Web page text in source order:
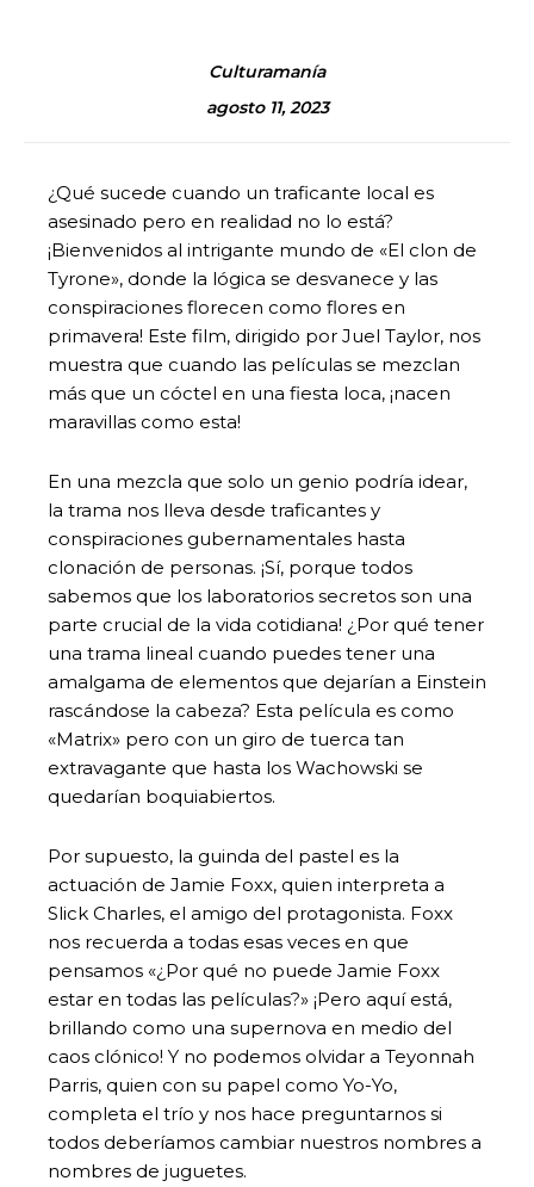
Culturamanía
agosto 11, 2023
¿Qué sucede cuando un traficante local es
asesinado pero en realidad no lo está?
¡Bienvenidos al intrigante mundo de «El clon de
Tyrone», donde la lógica se desvanece y las
conspiraciones florecen como flores en
primavera! Este film, dirigido por Juel Taylor, nos
muestra que cuando las películas se mezclan
más que un cóctel en una fiesta loca, ¡nacen
maravillas como esta!
En una mezcla que solo un genio podría idear,
la trama nos lleva desde traficantes y
conspiraciones gubernamentales hasta
clonación de personas. ¡Sí, porque todos
sabemos que los laboratorios secretos son una
parte crucial de la vida cotidiana! ¿Por qué tener
una trama lineal cuando puedes tener una
amalgama de elementos que dejarían a Einstein
rascándose la cabeza? Esta película es como
«Matrix» pero con un giro de tuerca tan
extravagante que hasta los Wachowski se
quedarían boquiabiertos.
Por supuesto, la guinda del pastel es la
actuación de Jamie Foxx, quien interpreta a
Slick Charles, el amigo del protagonista. Foxx
nos recuerda a todas esas veces en que
pensamos «¿Por qué no puede Jamie Foxx
estar en todas las películas?» ¡Pero aquí está,
brillando como una supernova en medio del
caos clónico! Y no podemos olvidar a Teyonnah
Parris, quien con su papel como Yo-Yo,
completa el trío y nos hace preguntarnos si
todos deberíamos cambiar nuestros nombres a
nombres de juguetes.